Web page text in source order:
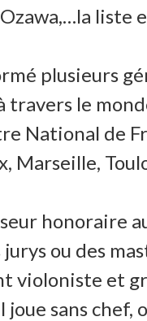
liste
plusieurs
le
National de
Marseille,
honoraire
ou des
violoniste et
joue sans chef,